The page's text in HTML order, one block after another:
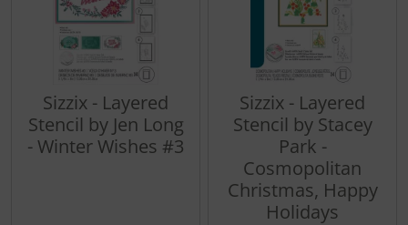
Sizzix - Layered
Stencil by Jen Long
- Winter Wishes #3
Sizzix - Layered
Stencil by Stacey
Park -
Cosmopolitan
Christmas, Happy
Holidays